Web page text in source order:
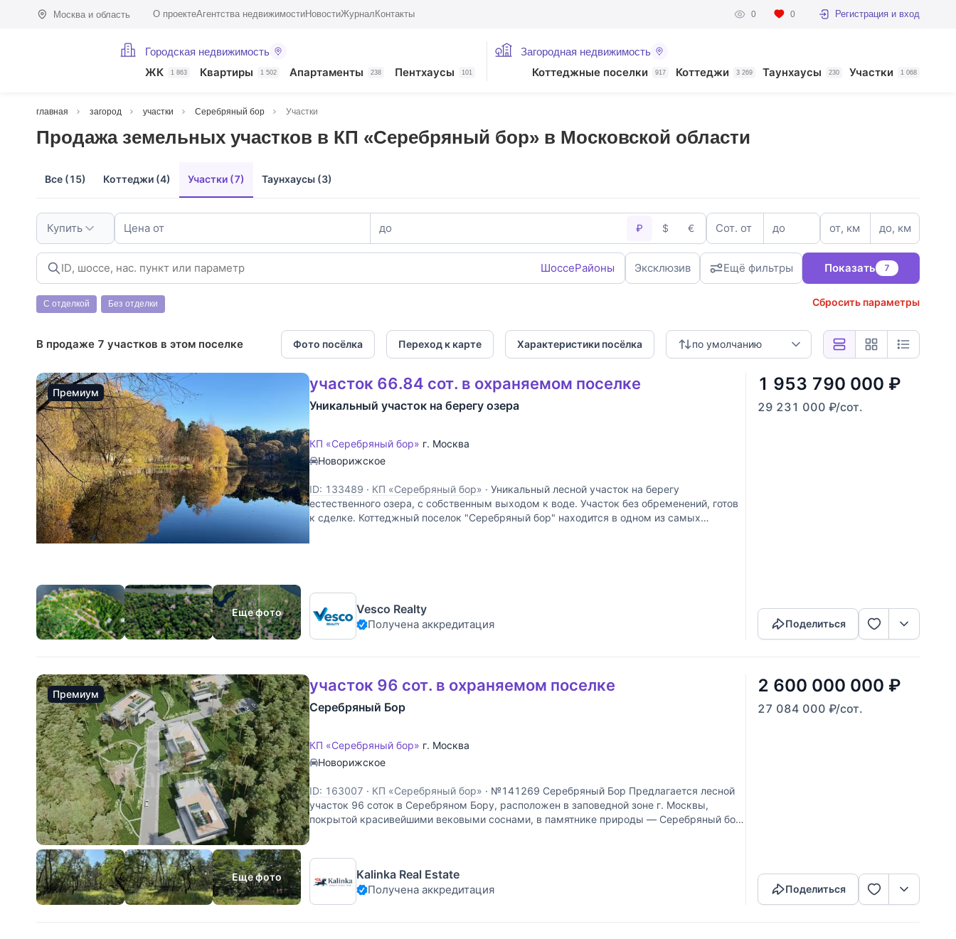
Москва и область О проектеАгентства недвижимостиНовостиЖурнал Контакты 0 0 Регистрация и вход
Городская недвижимость
ЖК 1 863 Квартиры 1 502 Апартаменты 238 Пентхаусы 101
Загородная недвижимость
Коттеджные поселки 917 Коттеджи 3 269 Таунхаусы 230 Участки 1 068
главная загород участки Серебряный бор Участки
Продажа земельных участков в КП «Серебряный бор» в Московской области
Все (15) Коттеджи (4) Участки (7) Таунхаусы (3)
Купить Цена от до ₽ $ € Сот. от до от, км до, км
ШоссеРайоны Эксклюзив Ещё фильтры Показать 7
С отделкой Без отделки Сбросить параметры
В продаже 7 участков в этом поселке по умолчанию
Фото посёлка Переход к карте Характеристики посёлка
Премиум
Еще фото
участок 66.84 сот. в охраняемом поселке
Уникальный участок на берегу озера
КП «Серебряный бор» г. Москва
Новорижское
ID: 133489 · КП «Серебряный бор» · Уникальный лесной участок на берегу
естественного озера, с собственным выходом к воде. Участок без обременений, готов
к сделке. Коттеджный поселок "Серебряный бор" находится в одном из самых
Vesco Realty
Получена аккредитация
1 953 790 000 ₽
29 231 000 ₽/сот.
Поделиться
Премиум
Еще фото
участок 96 сот. в охраняемом поселке
Серебряный Бор
КП «Серебряный бор» г. Москва
Новорижское
ID: 163007 · КП «Серебряный бор» · №141269 Серебряный Бор Предлагается лесной
участок 96 соток в Серебряном Бору, расположен в заповедной зоне г. Москвы,
покрытой красивейшими вековыми соснами, в памятнике природы — Серебряный бор.
Kalinka Real Estate
Получена аккредитация
2 600 000 000 ₽
27 084 000 ₽/сот.
Поделиться